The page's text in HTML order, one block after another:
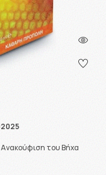
Ανακούφιση του Βήχα